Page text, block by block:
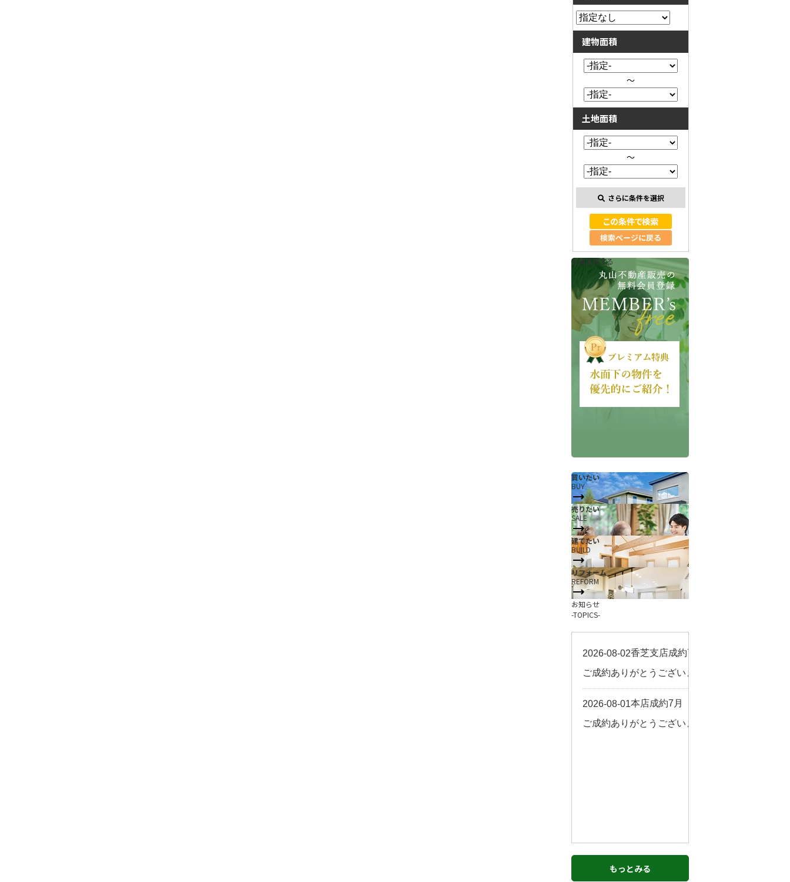
当社について 会社概要
香芝支店紹介ページ
採用情報
お知らせ
コラム
お客様の声
来店予約
よくある質問
サイトマップ
建物面積
～
土地面積
～
さらに条件を選択
検索ページに戻る
会員登録する
買いたい
BUY
売りたい
SALE
建てたい
BUILD
リフォーム
REFORM
お知らせ
-TOPICS-
もっとみる